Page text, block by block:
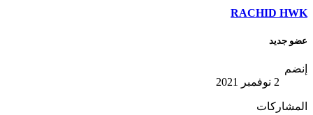
RACHID HWK
عضو جديد
إنضم
2 نوفمبر 2021
المشاركات